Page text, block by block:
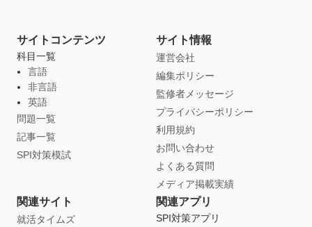
サイトコンテンツ
科目一覧
言語
非言語
英語
問題一覧
記事一覧
SPI対策模試
サイト情報
運営会社
編集ポリシー
監修者メッセージ
プライバシーポリシー
利用規約
お問い合わせ
よくある質問
メディア掲載実績
関連サイト
就活タイムズ
関連アプリ
SPI対策アプリ